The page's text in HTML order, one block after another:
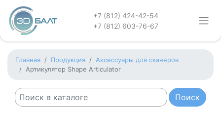
+7 (812) 424-42-54
+7 (812) 603-76-67
Главная Продукция
Аксессуары для сканеров
Артикулятор Shape Articulator